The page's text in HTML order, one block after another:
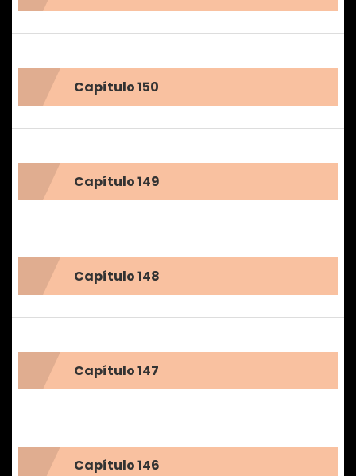
Capítulo 150
Capítulo 149
Capítulo 148
Capítulo 147
Capítulo 146